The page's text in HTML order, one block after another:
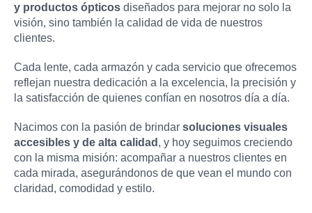
y productos ópticos diseñados para mejorar no solo la
visión, sino también la calidad de vida de nuestros
clientes.
Cada lente, cada armazón y cada servicio que ofrecemos
reflejan nuestra dedicación a la excelencia, la precisión y
la satisfacción de quienes confían en nosotros día a día.
Nacimos con la pasión de brindar soluciones visuales
accesibles y de alta calidad , y hoy seguimos creciendo
con la misma misión: acompañar a nuestros clientes en
cada mirada, asegurándonos de que vean el mundo con
claridad, comodidad y estilo.